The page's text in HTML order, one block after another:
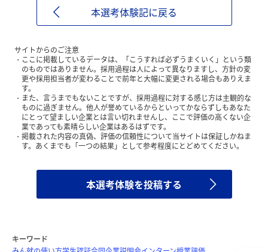
本選考体験記に戻る
サイトからのご注意
ここに掲載しているデータは、「こうすれば必ずうまくいく」という類
のものではありません。採用過程は人によって異なりますし、方針の変
更や採用担当者が変わることで前年と大幅に変更される場合もありえま
す。
また、言うまでもないことですが、採用過程に対する感じ方は主観的な
ものに過ぎません。他人が誉めているからといってかならずしもあなた
にとって望ましい企業とは言い切れませんし、ここで評価の高くない企
業であっても素晴らしい企業はあるはずです。
掲載された内容の真偽、評価の信頼性について当サイトは保証しかねま
す。あくまでも「一つの結果」として参考程度にとどめてください。
本選考体験を投稿する
キーワード